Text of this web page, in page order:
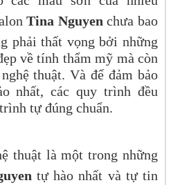
Tina Nguyenchưa bao
phải thất vọng bởi những
về tính thẩm mỹ mà còn
thuật. Và để đảm bảo
nhất, các quy trình đều
tự đúng chuẩn.
thuật là một trong những
tự hào nhất và tự tin